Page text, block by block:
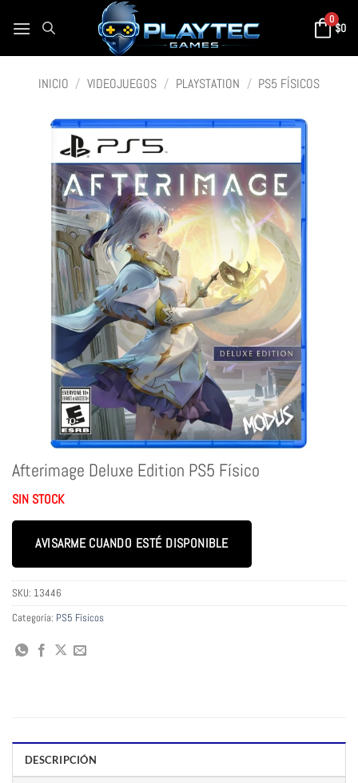
0
$0
INICIO / VIDEOJUEGOS / PLAYSTATION / PS5 FÍSICOS
Afterimage Deluxe Edition PS5 Físico
SIN STOCK
AVISARME CUANDO ESTÉ DISPONIBLE
SKU: 13446
Categoría: PS5 Físicos
DESCRIPCIÓN